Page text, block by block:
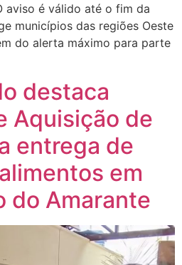
aviso é válido até o fim da
municípios das regiões Oeste
do alerta máximo para parte
destaca
Aquisição de
entrega de
em
do Amarante